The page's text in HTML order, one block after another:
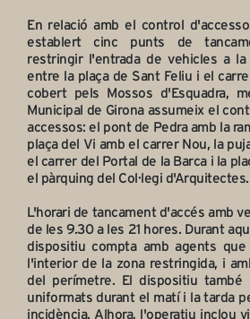
En relació amb el control
establert cinc punts de
restringir l'entrada de vehicles a
entre la plaça de Sant Feliu i el
cobert pels Mossos d'Esquadra,
Municipal de Girona assumeix el
accessos: el pont de Pedra amb la
plaça del Vi amb el carrer Nou, la
el carrer del Portal de la Barca i la
el pàrquing del Col·legi d'Arquitectes.
L'horari de tancament d'accés amb
de les 9.30 a les 21 hores. Durant
dispositiu compta amb agents
l'interior de la zona restringida, i
del perímetre. El dispositiu també
uniformats durant el matí i la tarda
incidència. Alhora, l'operatiu inclou